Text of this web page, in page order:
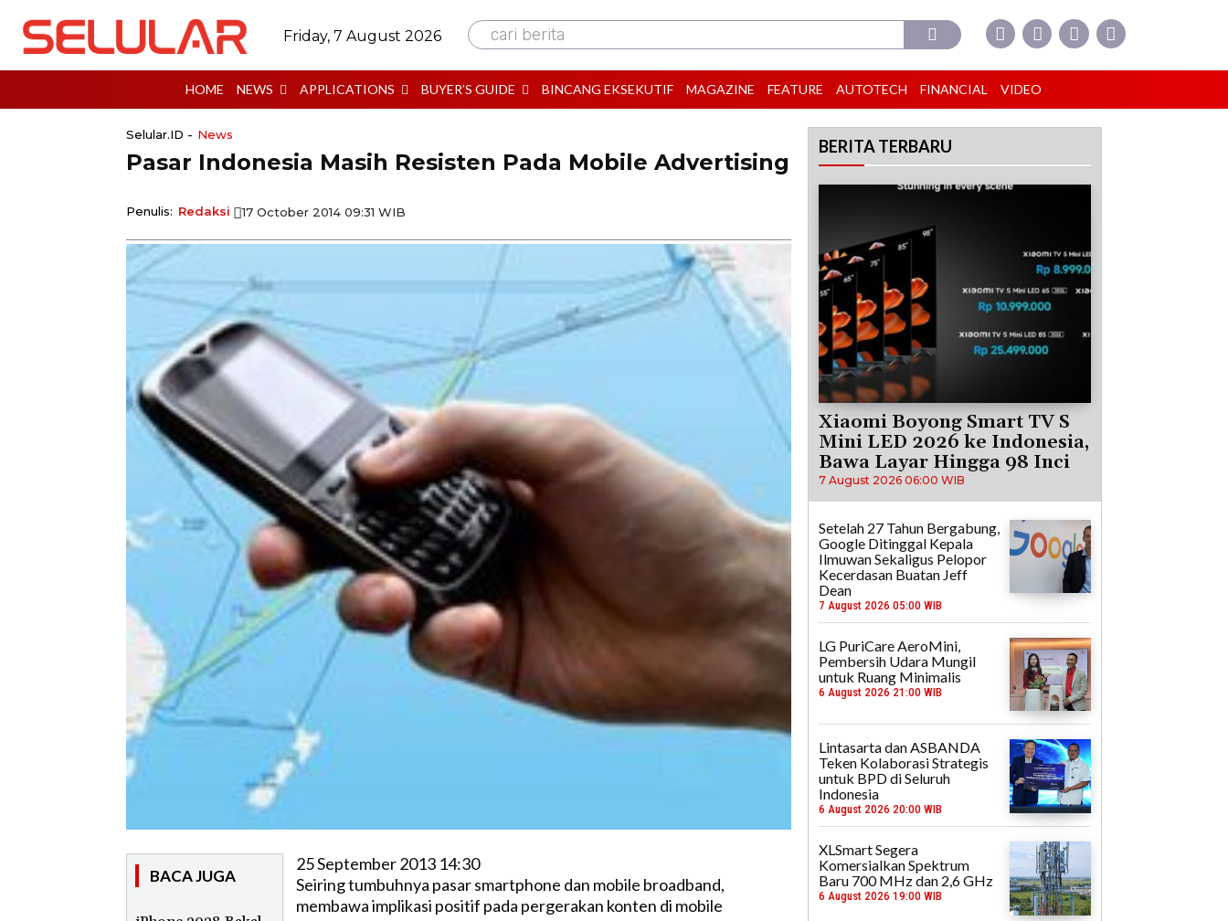
Friday, 7 August 2026 cari berita
HOME NEWS APPLICATIONS BUYER’S GUIDE BINCANG EKSEKUTIF MAGAZINE FEATURE AUTOTECH FINANCIAL VIDEO
Selular.ID - News
Pasar Indonesia Masih Resisten Pada Mobile Advertising
Penulis: Redaksi 17 October 2014 09:31 WIB
BACA JUGA
25 September 2013 14:30
Seiring tumbuhnya pasar smartphone dan mobile broadband,
membawa implikasi positif pada pergerakan konten di mobile
BERITA TERBARU
Xiaomi Boyong Smart TV S
Mini LED 2026 ke Indonesia,
Bawa Layar Hingga 98 Inci
7 August 2026 06:00 WIB
Setelah 27 Tahun Bergabung,
Google Ditinggal Kepala
Ilmuwan Sekaligus Pelopor
Kecerdasan Buatan Jeff
Dean
7 August 2026 05:00 WIB
LG PuriCare AeroMini,
Pembersih Udara Mungil
untuk Ruang Minimalis
6 August 2026 21:00 WIB
Lintasarta dan ASBANDA
Teken Kolaborasi Strategis
untuk BPD di Seluruh
Indonesia
6 August 2026 20:00 WIB
XLSmart Segera
Komersialkan Spektrum
Baru 700 MHz dan 2,6 GHz
6 August 2026 19:00 WIB